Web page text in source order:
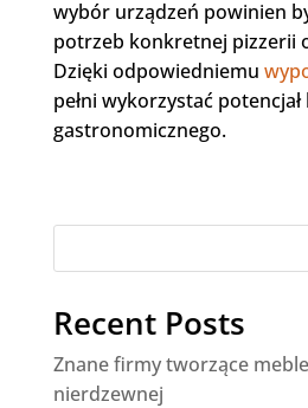
wybór urządzeń powinien
potrzeb konkretnej pizzerii
Dzięki odpowiedniemu
pełni wykorzystać
gastronomicznego.
Recent Posts
Znane firmy tworzące
nierdzewnej